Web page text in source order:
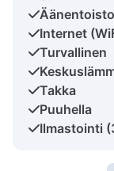
Internet
Turvallinen
Takka
Puuhella
Ilmastointi